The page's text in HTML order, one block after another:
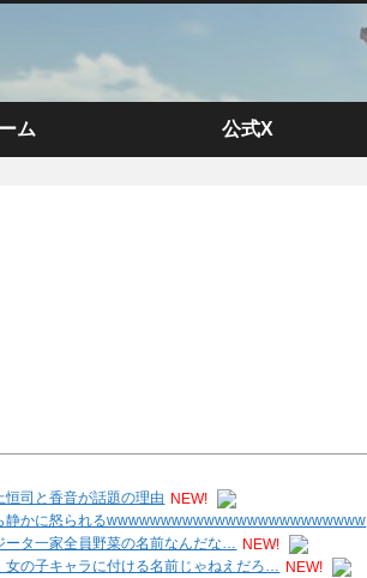
ム 公式X
司と香音が話題の理由 NEW!
静かに怒られるwwwwwwwwwwwwwwwwwwwwwwww
ータ一家全員野菜の名前なんだな… NEW!
の子キャラに付ける名前じゃねえだろ… NEW!